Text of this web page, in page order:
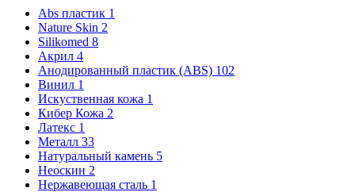
Abs пластик 1
Nature Skin 2
Silikomed 8
Акрил 4
Анодированный пластик (ABS) 102
Винил 1
Искуственная кожа 1
Кибер Кожа 2
Латекс 1
Металл 33
Натуральный камень 5
Неоскин 2
Нержавеющая сталь 1